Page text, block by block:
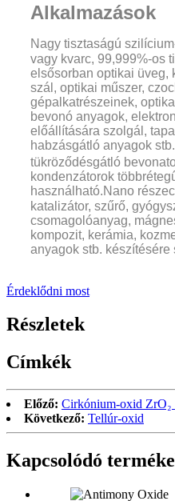
Alkalmazások
Nagy tisztaságú
vagy kvarc, 99,999%-os
elsősorban optikai üveg,
szál, optikai műszer,
gépalkatrészeinek,
bevonó anyagok,
előállítására szolgál,
habzásgátló anyagok
tükröződésgátló
kondenzátorok
használható.Nano
katalizátor, szűrő,
csomagolóanyag,
kompozit, kerámia,
anyagok stb. készítésére
Érdeklődni most
Részletek
Címkék
Előző: Cirkónium-oxid
Következő: Tellúr-oxid
Kapcsolódó